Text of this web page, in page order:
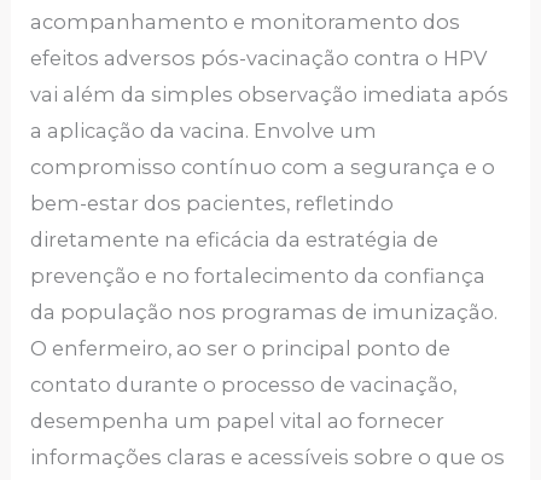
acompanhamento e monitoramento dos
efeitos adversos pós-vacinação contra o HPV
vai além da simples observação imediata após
a aplicação da vacina. Envolve um
compromisso contínuo com a segurança e o
bem-estar dos pacientes, refletindo
diretamente na eficácia da estratégia de
prevenção e no fortalecimento da confiança
da população nos programas de imunização.
O enfermeiro, ao ser o principal ponto de
contato durante o processo de vacinação,
desempenha um papel vital ao fornecer
informações claras e acessíveis sobre o que os